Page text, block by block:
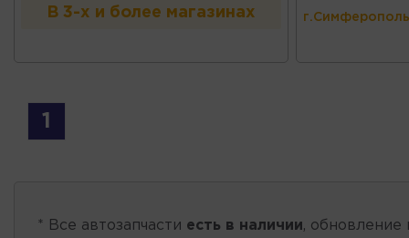
В 3-х и более магазинах
1
* Все автозапчасти есть в наличии, обновление